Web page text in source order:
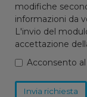
modifiche
informazioni da
L'invio del
accettazione
Acconsento
Invia richiesta